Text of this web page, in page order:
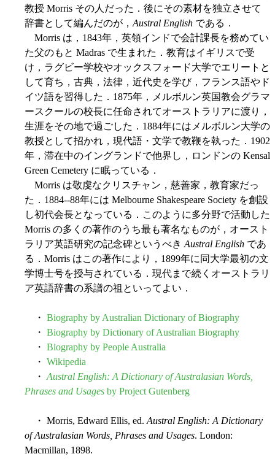
教授 Morris その人だった．後にその素材を独立させて
辞書として編んだのが， Austral English である．
Morris は，1843年，英領インドで会計課長を務めてい
た父のもと Madras で生まれた．教育はイギリスで受
け，ラグビー学校やオックスフォード大学でエリートと
して育ち，古典，法律，近代史を学び，フランス語やド
イツ語を習得した．1875年，メルボルン英国教会グラマ
ースクールの校長に任命されてオーストラリアに渡り，
生涯をその地で過ごした．1884年にはメルボルン大学の
教授として招かれ，現代語・文学で教鞭を執った．1902
年，滞在中のイングランドで他界し，ロンドンの Kensal
Green Cemetery に眠っている．
Morris は敬虔なクリスチャン，慈善家，教育家だっ
た．1884--88年には Melbourne Shakespeare Society を創設
し初代会長となっている．このように多分野で活動した
Morris の多くの著作のうち最も著名なものが，オースト
ラリア英語研究の記念碑というべき Austral English であ
る．Morris はこの著作により，1899年に同大学最初の文
学博士号を授与されている．現代まで続くオーストラリ
ア英語辞書の系譜の祖といってよい．
・ Biography by Australian Dictionary of Biography
・ Biography by Dictionary of Australian Biography
・ Biography by People Australia
・ Wikipedia
・ Austral English: A Dictionary of Australasian Words,
Phrases and Usages by Project Gutenberg
・ Morris, Edward Ellis, ed. Austral English: A Dictionary
of Australasian Words, Phrases and Usages. London:
Macmillan, 1898.